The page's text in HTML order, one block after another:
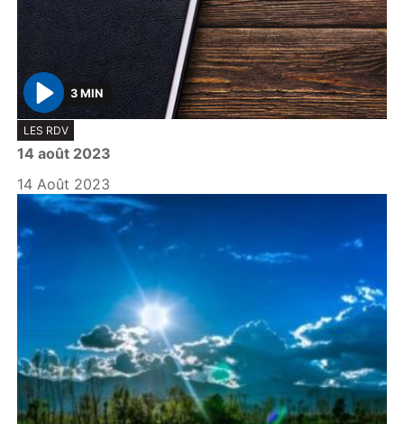
P
l
a
y
3 MIN
LES RDV
14 août 2023
14 Août 2023